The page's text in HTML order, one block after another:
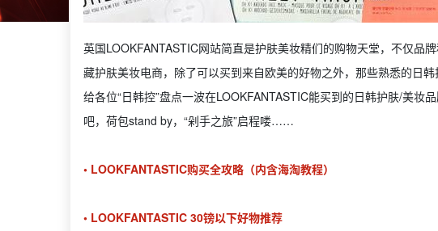
英国LOOKFANTASTIC网站简直是护肤美妆精们的购物天堂，不仅品
藏护肤美妆电商，除了可以买到来自欧美的好物之外，那些熟悉的日
给各位“日韩控”盘点一波在LOOKFANTASTIC能买到的日韩护肤/美妆
吧，荷包stand by，“剁手之旅”启程喽……
• LOOKFANTASTIC购买全攻略（内含海淘教程）
• LOOKFANTASTIC 30镑以下好物推荐